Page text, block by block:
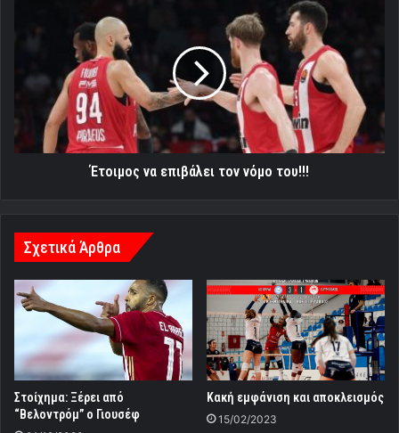
επιβάλει
νόμο
Έτοιμος να επιβάλει τον νόμο του!!!
Σχετικά Άρθρα
Στοίχημα: Ξέρει από
“Βελοντρόμ” ο Γιουσέφ
Κακή εμφάνιση και αποκλεισμός
15/02/2023